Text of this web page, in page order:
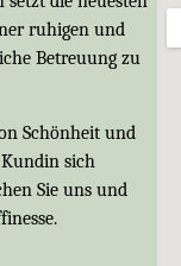
ruhigen und
Betreuung zu
Schönheit und
Kundin sich
Sie uns und